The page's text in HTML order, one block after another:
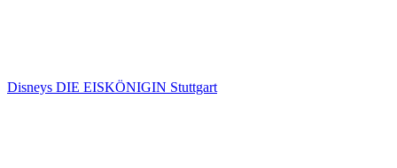
Disneys DIE EISKÖNIGIN Stuttgart